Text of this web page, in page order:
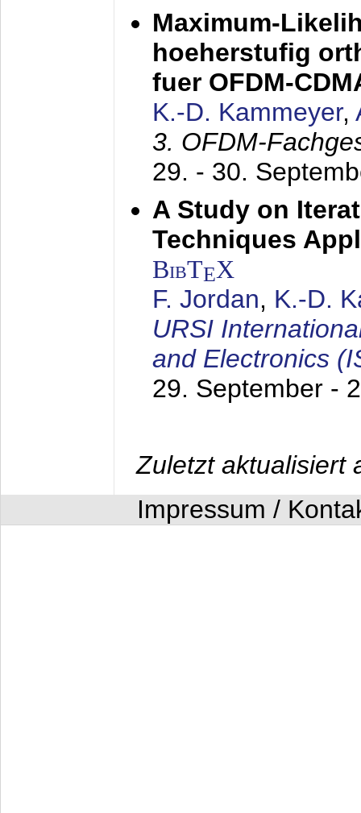
Maximum-
hoeherstufig
fuer OFDM-
K.-D. Kammeyer,
3. OFDM-
29. - 30.
A Study on
Techniques
BibTEX
F. Jordan, K.-D.
URSI
and Electronics
29. September -
Zuletzt aktualisiert
Impressum /